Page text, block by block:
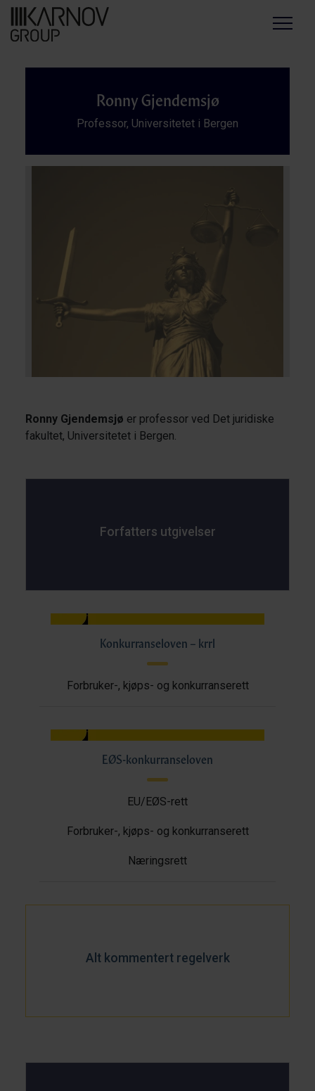
Menu
Ronny Gjendemsjø
Professor, Universitetet i Bergen
Ronny Gjendemsjø er professor ved Det juridiske
fakultet, Universitetet i Bergen.
Forfatters utgivelser
Konkurranseloven – krrl
Forbruker-, kjøps- og konkurranserett
EØS-konkurranseloven
EU/EØS-rett
Forbruker-, kjøps- og konkurranserett
Næringsrett
Alt kommentert regelverk